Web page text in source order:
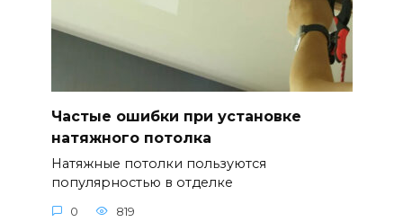
Частые ошибки при установке
натяжного потолка
Натяжные потолки пользуются
популярностью в отделке
0 819